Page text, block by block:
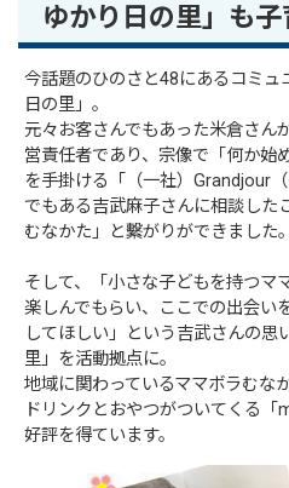
ゆかり日の里」も子
今話題のひのさと48にあるコミュ
日の里」。
元々お客さんでもあった米倉さん
営責任者であり、宗像で「何か始
を手掛ける「（一社）Grandjour
でもある吉武麻子さんに相談した
むなかた」と繫がりができました。
そして、「小さな子どもを持つマ
楽しんでもらい、ここでの出会い
してほしい」という吉武さんの
里」を活動拠点に。
地域に関わっているママボラむな
ドリンクとおやつがついてくる「
好評を得ています。